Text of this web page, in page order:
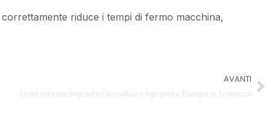
riduce i tempi di fermo macchina,
AVANTI
Linea Vita per Impianto Fotovoltaico Agrigento: Energia in Sicurezza